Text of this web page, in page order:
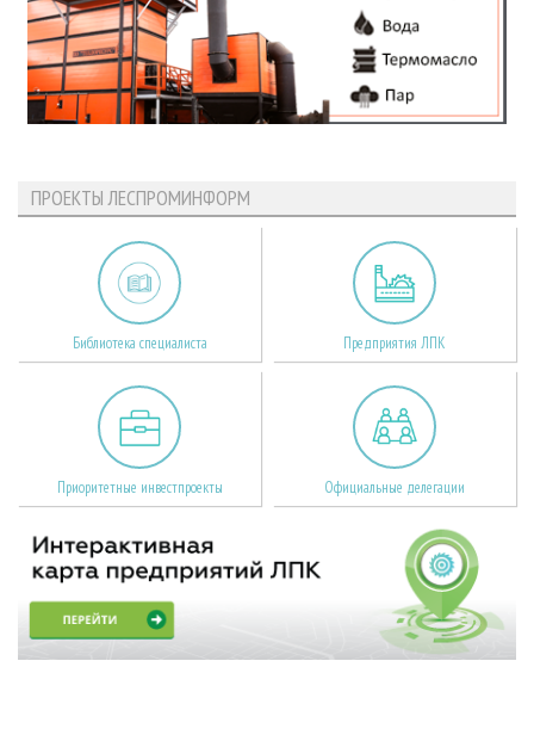
ПРОЕКТЫ ЛЕСПРОМИНФОРМ
Библиотека специалиста Предприятия ЛПК
Приоритетные инвестпроекты Официальные делегации